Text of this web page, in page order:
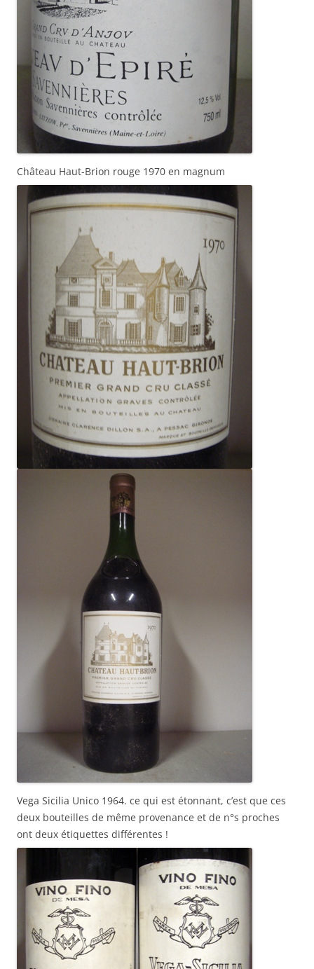
Château Haut-Brion rouge 1970 en magnum
Vega Sicilia Unico 1964. ce qui est étonnant, c’est que ces
deux bouteilles de même provenance et de n°s proches
ont deux étiquettes différentes !